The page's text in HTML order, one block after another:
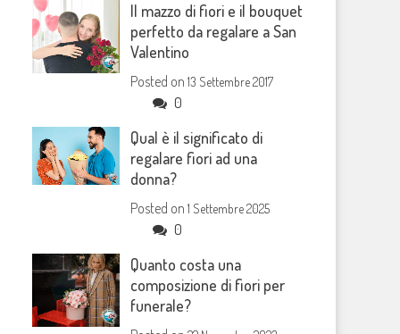
Il mazzo di fiori e il bouquet
perfetto da regalare a San
Valentino
Posted on13 Settembre 2017
0
Qual è il significato di
regalare fiori ad una
donna?
Posted on1 Settembre 2025
0
Quanto costa una
composizione di fiori per
funerale?